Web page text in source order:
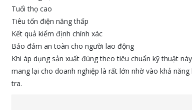
Tuổi thọ cao
Tiêu tốn điện năng thấp
Kết quả kiểm định chính xác
Bảo đảm an toàn cho người lao động
Khi áp dụng sản xuất đúng theo tiêu chuẩn kỹ thuật
mang lại cho doanh nghiệp là rất lớn nhờ vào khả
tra.